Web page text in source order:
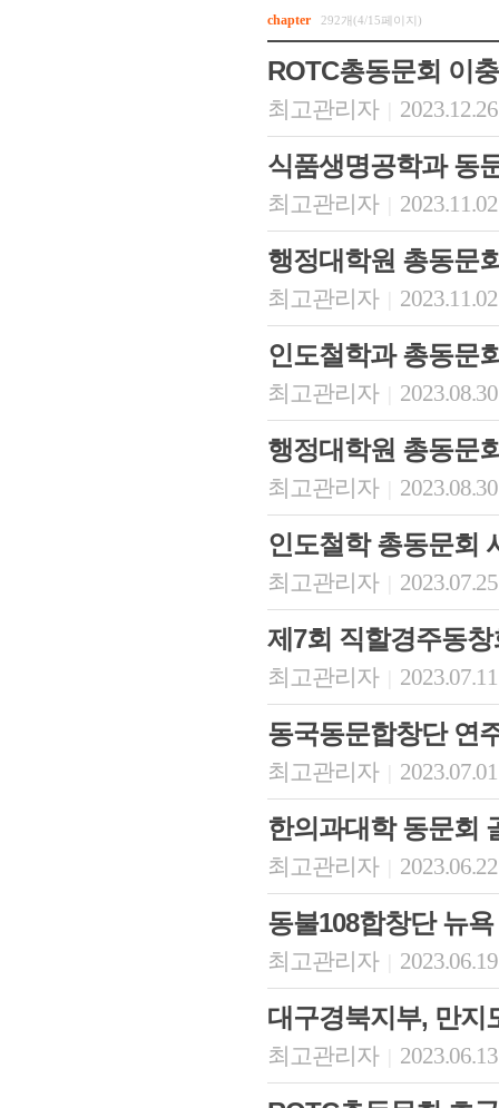
chapter 292개(4/15페이지)
ROTC총동문회 이
최고관리자
식품생명공학과 동
최고관리자
행정대학원 총동문
최고관리자
인도철학과 총동문
최고관리자
행정대학원 총동문
최고관리자
인도철학 총동문회
최고관리자
제7회 직할경주동
최고관리자
동국동문합창단 연
최고관리자
한의과대학 동문회
최고관리자
동불108합창단 뉴
최고관리자
대구경북지부, 만지
최고관리자